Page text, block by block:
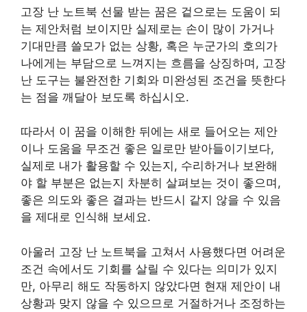
고장 난 노트북 선물 받는 꿈은 겉으로는 도움이 되
는 제안처럼 보이지만 실제로는 손이 많이 가거나
기대만큼 쓸모가 없는 상황, 혹은 누군가의 호의가
나에게는 부담으로 느껴지는 흐름을 상징하며, 고장
난 도구는 불완전한 기회와 미완성된 조건을 뜻한다
는 점을 깨달아 보도록 하십시오.
따라서 이 꿈을 이해한 뒤에는 새로 들어오는 제안
이나 도움을 무조건 좋은 일로만 받아들이기보다,
실제로 내가 활용할 수 있는지, 수리하거나 보완해
야 할 부분은 없는지 차분히 살펴보는 것이 좋으며,
좋은 의도와 좋은 결과는 반드시 같지 않을 수 있음
을 제대로 인식해 보세요.
아울러 고장 난 노트북을 고쳐서 사용했다면 어려운
조건 속에서도 기회를 살릴 수 있다는 의미가 있지
만, 아무리 해도 작동하지 않았다면 현재 제안이 내
상황과 맞지 않을 수 있으므로 거절하거나 조정하는